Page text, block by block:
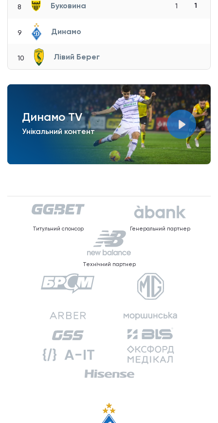
8 Буковина 1 1
9 Динамо
10 Лівий Берег
Динамо TV
Унікальний контент
Титульний спонсор Генеральний партнер
Технічний партнер